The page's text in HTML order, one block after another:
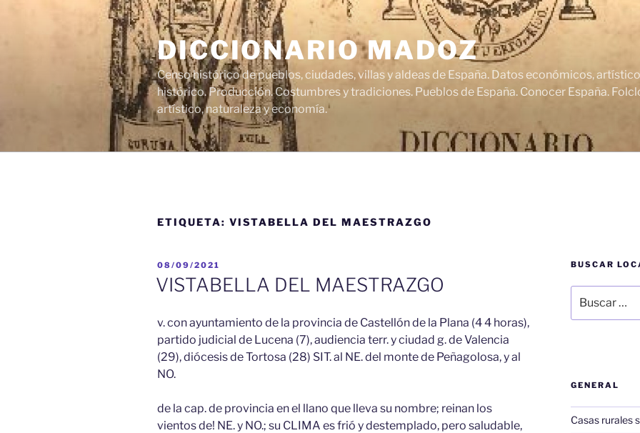
DICCIONARIO MADOZ
Censo histórico de pueblos, ciudades, villas y aldeas de España. Datos económicos,
histórico. Producción. Costumbres y tradiciones. Pueblos de España. Conocer España.
artístico, naturaleza y economía.
ETIQUETA: VISTABELLA DEL MAESTRAZGO
PUBLICADO
EL
08/09/2021
VISTABELLA DEL MAESTRAZGO
v. con ayuntamiento de la provincia de Castellón de la Plana (4 4 horas),
partido judicial de Lucena (7), audiencia terr. y ciudad g. de Valencia
(29), diócesis de Tortosa (28) SIT. al NE. del monte de Peñagolosa, y al
NO.
de la cap. de provincia en el llano que lleva su nombre; reinan los
vientos de! NE. y NO.; su CLIMA es frió y destemplado, pero saludable,
BUSCAR
por:
GENERAL
Casas rurales